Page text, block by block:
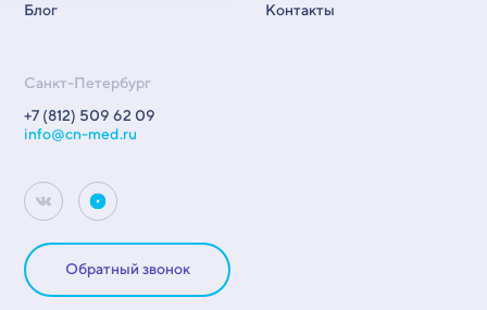
Блог Контакты
Санкт-Петербург
+7 (812) 509 62 09
info@cn-med.ru
Обратный звонок